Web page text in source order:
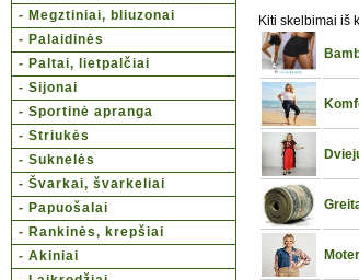
- Megztiniai, bliuzonai
- Palaidinės
- Paltai, lietpalčiai
- Sijonai
- Sportinė apranga
- Striukės
- Suknelės
- Švarkai, švarkeliai
- Papuošalai
- Rankinės, krepšiai
- Akiniai
Kiti skelbimai iš